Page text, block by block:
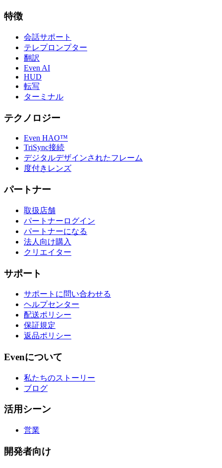
特徴
会話サポート
テレプロンプター
翻訳
Even AI
HUD
転写
ターミナル
テクノロジー
Even HAO™
TriSync接続
デジタルデザインされたフレーム
度付きレンズ
パートナー
取扱店舗
パートナーログイン
パートナーになる
法人向け購入
クリエイター
サポート
サポートに問い合わせる
ヘルプセンター
配送ポリシー
保証規定
返品ポリシー
Evenについて
私たちのストーリー
ブログ
活用シーン
営業
開発者向け